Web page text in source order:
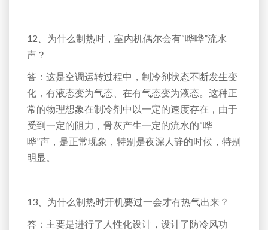
12、为什么制热时，室内机偶尔会有“哗哗”流水
声？
答：这是空调运转过程中，制冷剂状态不断发生变
化，有液态变为气态、在有气态变为液态。这种正
常的物理想象在制冷剂中以一定的速度存在，由于
受到一定的阻力，骨灰产生一定的流水的“哗
哗”声，是正常现象，特别是夜深人静的时候，特别
明显。
13、为什么制热时开机要过一会才有热气出来？
答：主要是进行了人性化设计，设计了防冷风功